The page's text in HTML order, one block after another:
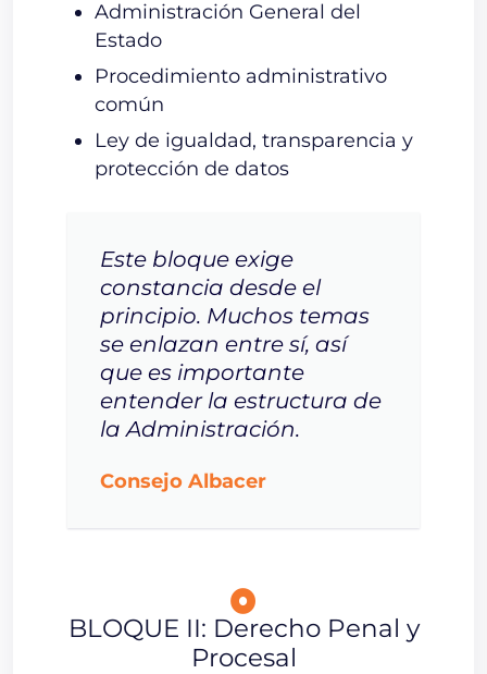
Administración General del
Estado
Procedimiento administrativo
común
Ley de igualdad, transparencia y
protección de datos
Este bloque exige
constancia desde el
principio. Muchos temas
se enlazan entre sí, así
que es importante
entender la estructura de
la Administración.
Consejo Albacer
BLOQUE II: Derecho Penal y
Procesal